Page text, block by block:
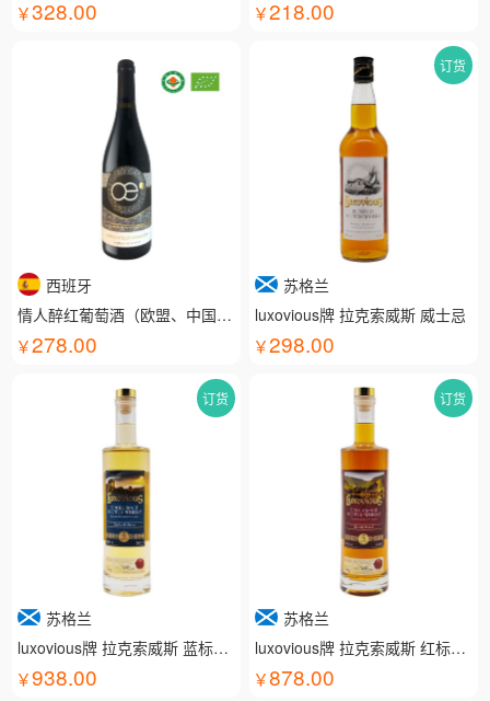
328.00 218.00
西班牙
情人醉红葡萄酒（欧盟、中国有机认证）
278.00
订货
苏格兰
luxovious牌 拉克索威斯 威士忌
298.00
订货
苏格兰
luxovious牌 拉克索威斯 蓝标威士忌
938.00
订货
苏格兰
luxovious牌 拉克索威斯 红标威士忌
878.00